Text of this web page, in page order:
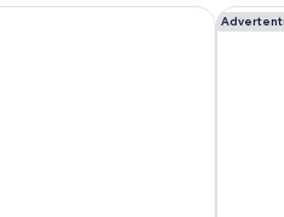
Hotel, Addis Ababa
Medal